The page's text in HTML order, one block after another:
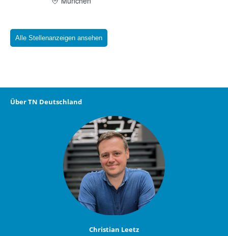
Alle Stellenanzeigen ansehen
Über TN Deutschland
Christian Leetz